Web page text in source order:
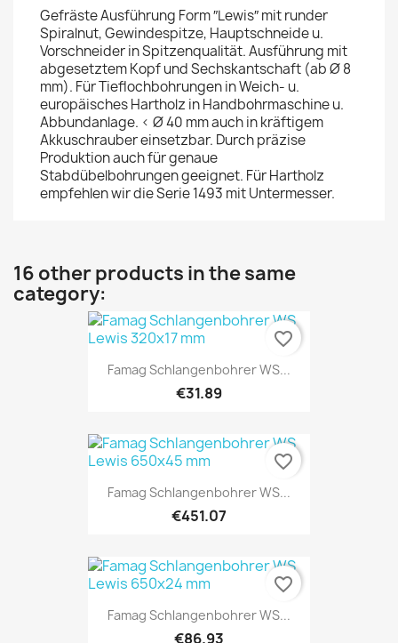
Gefräste Ausführung Form ″Lewis″ mit runder
Spiralnut, Gewindespitze, Hauptschneide u.
Vorschneider in Spitzenqualität. Ausführung mit
abgesetztem Kopf und Sechskantschaft (ab Ø 8
mm). Für Tieflochbohrungen in Weich- u.
europäisches Hartholz in Handbohrmaschine u.
Abbundanlage. < Ø 40 mm auch in kräftigem
Akkuschrauber einsetzbar. Durch präzise
Produktion auch für genaue
Stabdübelbohrungen geeignet. Für Hartholz
empfehlen wir die Serie 1493 mit Untermesser.
16 other products in the same
category:
Famag Schlangenbohrer WS...
€31.89
favorite_border
Famag Schlangenbohrer WS...
€451.07
favorite_border
Famag Schlangenbohrer WS...
€86.93
favorite_border